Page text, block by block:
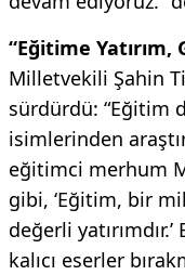
“Eğitime Yatırım,
Milletvekili Şahin
sürdürdü: “Eğitim
isimlerinden
eğitimci merhum
gibi, ‘Eğitim, bir
değerli
kalıcı eserler